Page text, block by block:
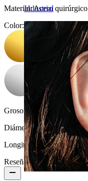
Industrial
Material:Acero quirúrgico
Color:
Grosor de barra:
1,2 mm
Diámetro:10 mm
Longitud: 6 mm
Reseñas del producto